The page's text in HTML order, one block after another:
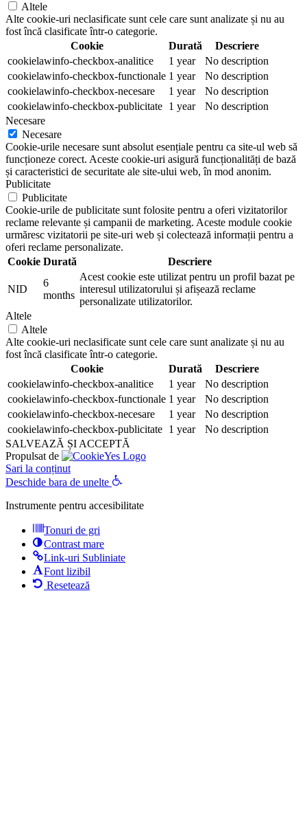
Altele
Alte cookie-uri neclasificate sunt cele care sunt analizate și nu au
fost încă clasificate într-o categorie.
Cookie
Durată
Descriere
cookielawinfo-checkbox-analitice
1 year
No description
cookielawinfo-checkbox-functionale 1 year
No description
cookielawinfo-checkbox-necesare
1 year
No description
cookielawinfo-checkbox-publicitate 1 year
No description
Necesare
Necesare
Cookie-urile necesare sunt absolut esențiale pentru ca site-ul web să
funcționeze corect. Aceste cookie-uri asigură funcționalități de bază
și caracteristici de securitate ale site-ului web, în mod anonim.
Publicitate
Publicitate
Cookie-urile de publicitate sunt folosite pentru a oferi vizitatorilor
reclame relevante și campanii de marketing. Aceste module cookie
urmăresc vizitatorii pe site-uri web și colectează informații pentru a
oferi reclame personalizate.
Cookie Durată Descriere
NID
6
months
Acest cookie este utilizat pentru un profil bazat pe
interesul utilizatorului și afișează reclame
personalizate utilizatorilor.
Altele
Altele
Alte cookie-uri neclasificate sunt cele care sunt analizate și nu au
fost încă clasificate într-o categorie.
Cookie
Durată
Descriere
cookielawinfo-checkbox-analitice
1 year
No description
cookielawinfo-checkbox-functionale 1 year
No description
cookielawinfo-checkbox-necesare
1 year
No description
cookielawinfo-checkbox-publicitate 1 year
No description
SALVEAZĂ ȘI ACCEPTĂ
Propulsat de
Sari la conținut
Deschide bara de unelte
Instrumente pentru accesibilitate
Tonuri de gri
Contrast mare
Link-uri Subliniate
Font lizibil
Resetează